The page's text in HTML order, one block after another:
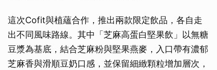
這次Cofit與植蘊合作，推出兩款限定飲品，各自走
出不同風味路線。其中「芝麻高蛋白堅果飲」以無糖
豆漿為基底，結合芝麻粉與堅果燕麥，入口帶有濃郁
芝麻香與滑順豆奶口感，並保留細緻顆粒增加層次，